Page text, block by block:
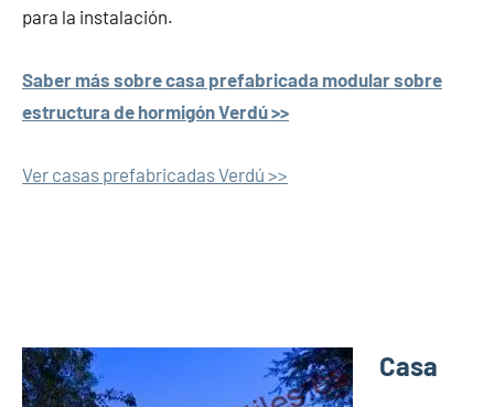
para la instalación.
Saber más sobre casa prefabricada modular sobre
estructura de hormigón Verdú >>
Ver casas prefabricadas Verdú >>
Casa